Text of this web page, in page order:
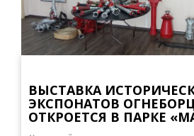
ВЫСТАВКА
ЭКСПОНАТОВ
ОТКРОЕТСЯ В ПАРКЕ